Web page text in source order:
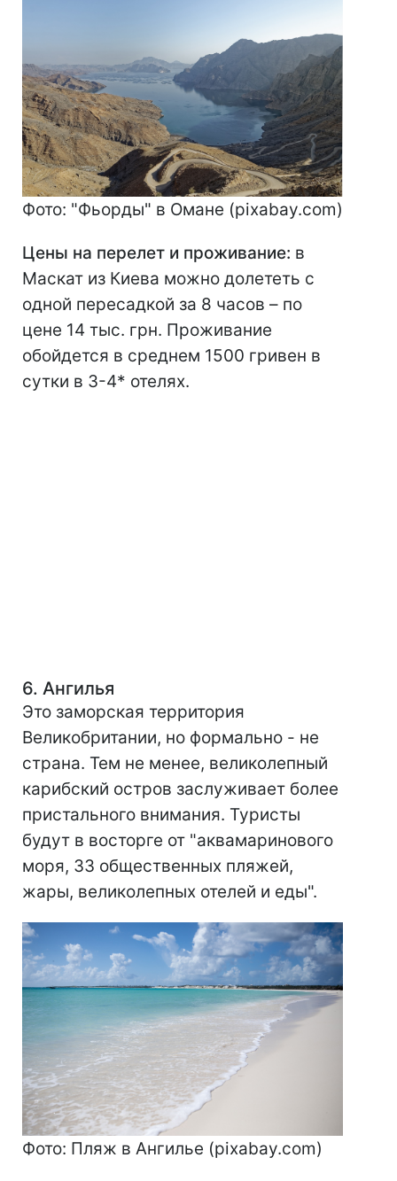
Фото: "Фьорды" в Омане (pixabay.com)
Цены на перелет и проживание: в
Маскат из Киева можно долететь с
одной пересадкой за 8 часов – по
цене 14 тыс. грн. Проживание
обойдется в среднем 1500 гривен в
сутки в 3-4* отелях.
6. Ангилья
Это заморская территория
Великобритании, но формально - не
страна. Тем не менее, великолепный
карибский остров заслуживает более
пристального внимания. Туристы
будут в восторге от "аквамаринового
моря, 33 общественных пляжей,
жары, великолепных отелей и еды".
Фото: Пляж в Ангилье (pixabay.com)